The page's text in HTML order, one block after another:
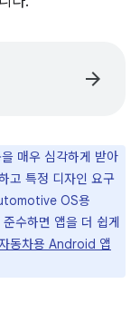
arrow_forward
매우 심각하게 받아
고 특정 디자인 요구
OS용
수하면 앱을 더 쉽게
동차용 Android 앱